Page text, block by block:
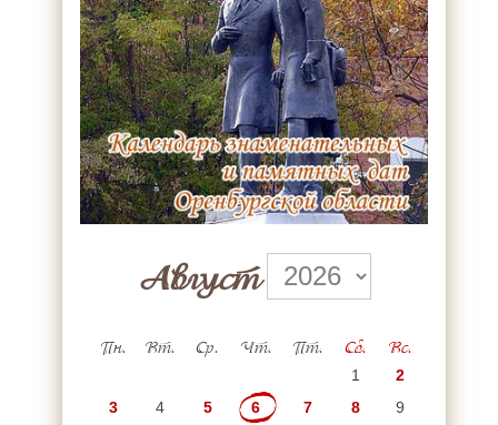
Август
Пн. Вт. Ср. Чт. Пт. Сб. Вс.
1
2
3
4 5 6 7 8
9